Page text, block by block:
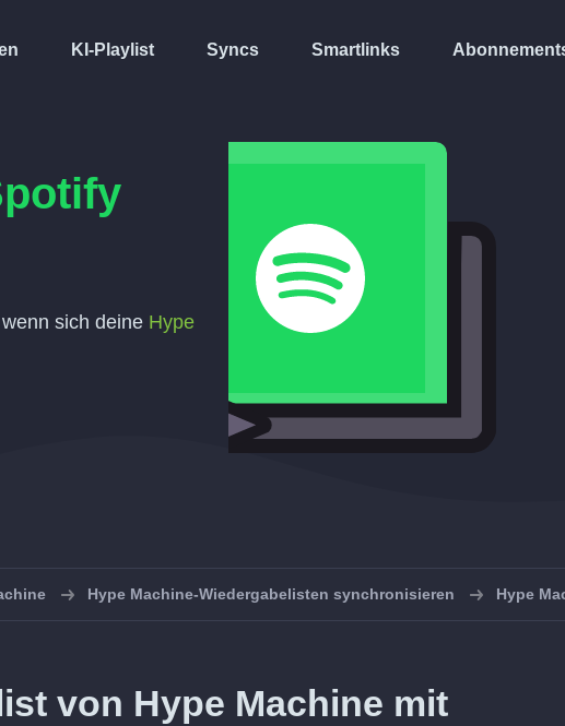
KI-Playlist Syncs Smartlinks
sich deine Hype
Hype Machine-Wiedergabelisten synchronisieren Hype
von Hype Machine mit